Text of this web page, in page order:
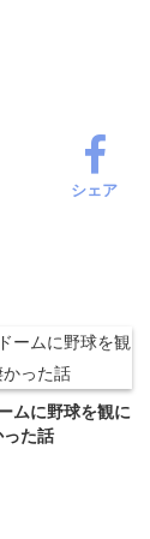
シェア
ムに野球を観に
た話